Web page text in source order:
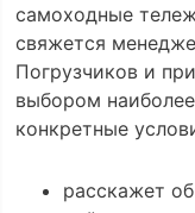
самоходные
свяжется
Погрузчиков и
выбором
конкретные
расскажет